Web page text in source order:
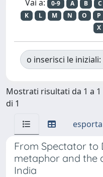
Vai a: 0-9 A B C
K
L M N O P
X
o inserisci le iniziali:
Mostrati risultati da 1 a 1
di 1
From Spectator to
metaphor and the
India